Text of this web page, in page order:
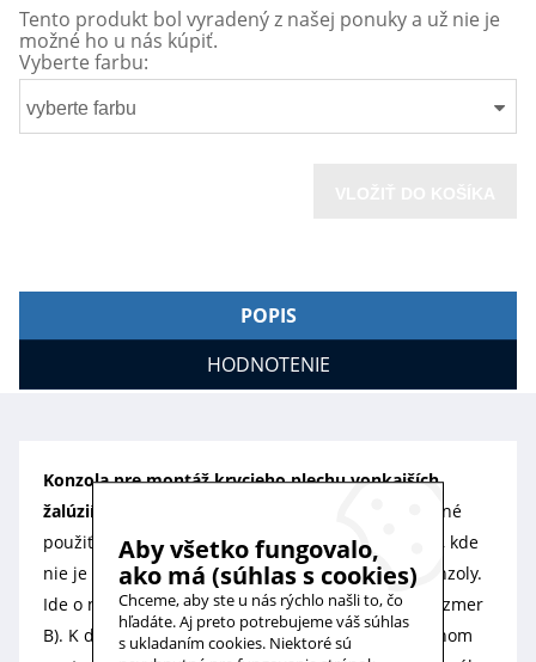
Tento produkt bol vyradený z našej ponuky a už nie je
možné ho u nás kúpiť.
Vyberte farbu:
vyberte farbu
POPIS
HODNOTENIE
Konzola pre montáž krycieho plechu vonkajších
žalúzií
s krátkou dosadacou plochou, ktorú je možné
použiť pri montáži žalúzie na rám okna, resp. tam, kde
nie je dostatok miesta pre kotvenie iného typu konzoly.
Ide o nastaviteľnú konzolu (nastaviteľná hĺbka - rozmer
B). K dispozícii sú dva typy konzol s rôznym rozsahom
Aby všetko fungovalo,
ako má (súhlas s cookies)
Chceme, aby ste u nás rýchlo našli to, čo
hľadáte. Aj preto potrebujeme váš súhlas
s ukladaním cookies. Niektoré sú